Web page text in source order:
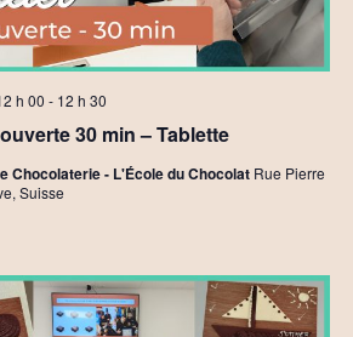
30 min – Tablette
h 00 - 12 h 30
Chocolaterie - L'École du Chocolat Rue Pierre
Suisse